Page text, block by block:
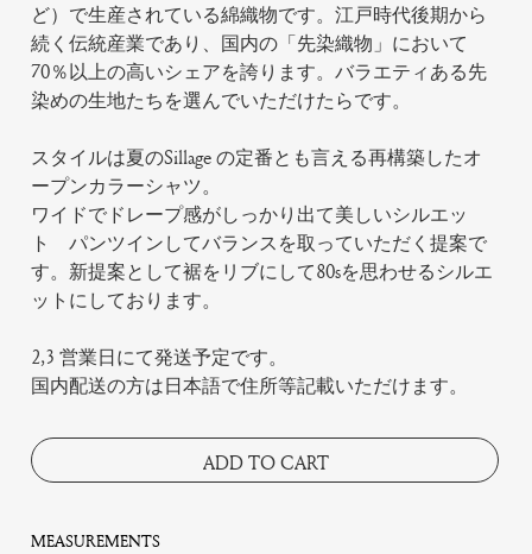
ど）で生産されている綿織物です。江戸時代後期から
続く伝統産業であり、国内の「先染織物」において
70％以上の高いシェアを誇ります。バラエティある先
染めの生地たちを選んでいただけたらです。
スタイルは夏のSillage の定番とも言える再構築したオ
ープンカラーシャツ。
ワイドでドレープ感がしっかり出て美しいシルエッ
ト パンツインしてバランスを取っていただく提案で
す。新提案として裾をリブにして80sを思わせるシルエ
ットにしております。
2,3 営業日にて発送予定です。
国内配送の方は日本語で住所等記載いただけます。
ADD TO CART
MEASUREMENTS